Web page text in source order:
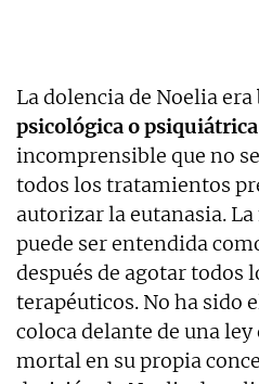
La dolencia de Noelia era
psicológicao psiquiátrica
incomprensible que no
todos los tratamientos
autorizar la eutanasia.
puede ser entendida
después de agotar todos
terapéuticos. No ha sido
coloca delante de una
mortal en su propia